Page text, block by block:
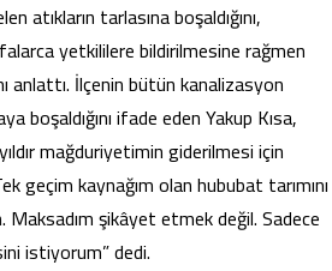
atıkların tarlasına boşaldığını,
yetkililere bildirilmesine rağmen
anlattı. İlçenin bütün kanalizasyon
boşaldığını ifade eden Yakup Kısa,
mağduriyetimin giderilmesi için
geçim kaynağım olan hububat tarımını
Maksadım şikâyet etmek değil. Sadece
istiyorum” dedi.